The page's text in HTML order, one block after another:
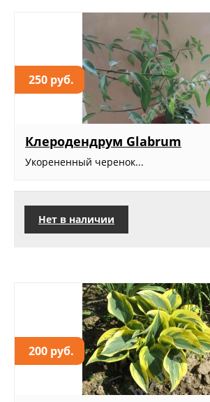
250 руб.
Клеродендрум Glabrum
Укорененный черенок...
Нет в наличии
200 руб.